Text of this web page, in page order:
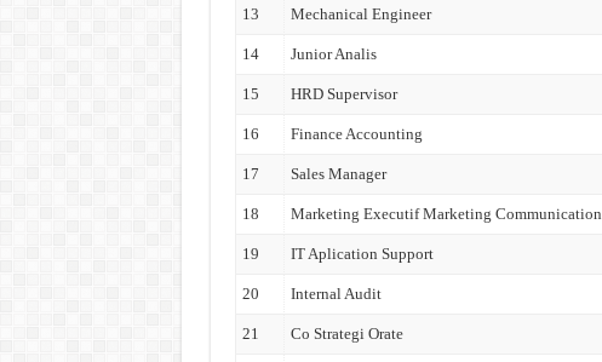
13 Mechanical Engineer
14 Junior Analis
15 HRD Supervisor
16 Finance Accounting
17 Sales Manager
18 Marketing Executif Marketing Communication
19 IT Aplication Support
20 Internal Audit
21 Co Strategi Orate